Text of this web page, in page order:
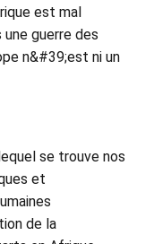
est mal
guerre des
n&#39;est ni un
se trouve nos
et
de la